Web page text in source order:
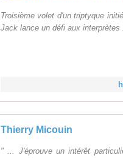
Troisième volet d'un triptyque
Jack lance un défi aux
Thierry Micouin
" ... J'éprouve un intérêt